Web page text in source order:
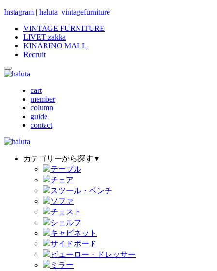
Instagram | haluta_vintagefurniture
VINTAGE FURNITURE
LIVET zakka
KINARINO MALL
Recruit
cart
member
column
guide
contact
カテゴリーから探す ▾
テーブル
チェア
スツール・ベンチ
ソファ
チェスト
シェルフ
キャビネット
サイドボード
ビューロー・ドレッサー
ミラー